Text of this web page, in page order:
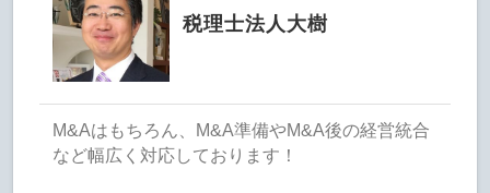
税理士法人大樹
M&Aはもちろん、M&A準備やM&A後の経営統合
など幅広く対応しております！